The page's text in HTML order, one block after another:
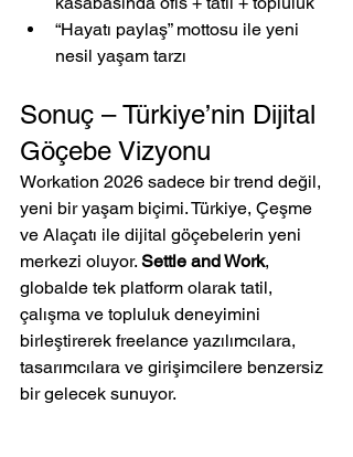
“Hayatı paylaş” mottosu ile yeni
nesil yaşam tarzı
Sonuç – Türkiye’nin Dijital
Göçebe Vizyonu
Workation 2026 sadece bir trend değil,
yeni bir yaşam biçimi. Türkiye, Çeşme
ve Alaçatı ile dijital göçebelerin yeni
merkezi oluyor. Settle and Work,
globalde tek platform olarak tatil,
çalışma ve topluluk deneyimini
birleştirerek freelance yazılımcılara,
tasarımcılara ve girişimcilere benzersiz
bir gelecek sunuyor.